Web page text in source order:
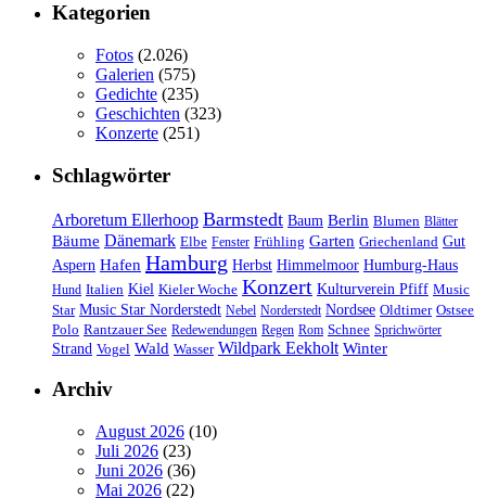
Kategorien
Fotos (2.026)
Galerien (575)
Gedichte (235)
Geschichten (323)
Konzerte (251)
Schlagwörter
Arboretum Ellerhoop Barmstedt Baum Berlin Blumen Blätter
Bäume Dänemark Elbe Fenster Frühling Garten Griechenland Gut
Aspern Hafen Hamburg Herbst Himmelmoor Humburg-Haus
Hund Italien Kiel Kieler Woche Konzert Kulturverein Pfiff Music
Star Music Star Norderstedt Nebel Norderstedt Nordsee Oldtimer Ostsee
Polo Rantzauer See Redewendungen Regen Rom Schnee Sprichwörter
Strand Vogel Wald Wasser Wildpark Eekholt Winter
Archiv
August 2026 (10)
Juli 2026 (23)
Juni 2026 (36)
Mai 2026 (22)